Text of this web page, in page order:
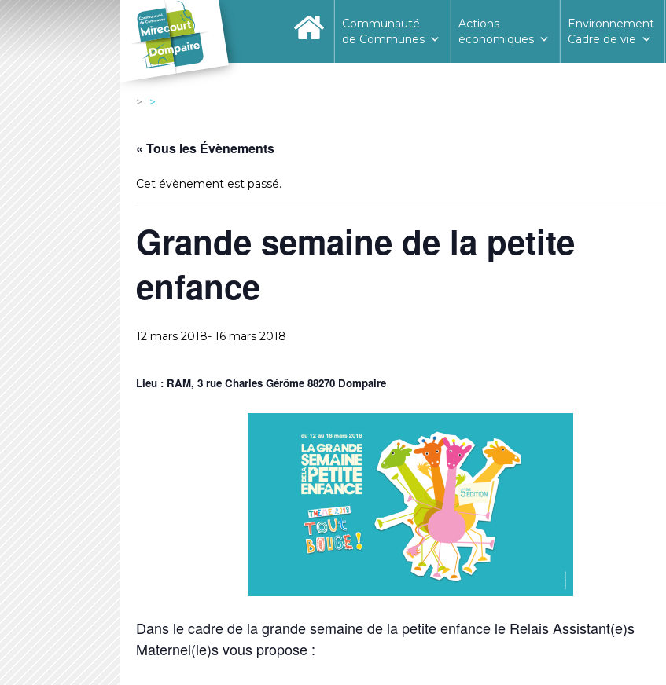
Communauté
de Communes
Actions
économiques
Environnement
Cadre de vie
« Tous les Évènements
Cet évènement est passé.
Grande semaine de la petite
enfance
12 mars 2018- 16 mars 2018
Lieu : RAM, 3 rue Charles Gérôme 88270 Dompaire
Dans le cadre de la grande semaine de la petite enfance le Relais Assistant(e)s
Maternel(le)s vous propose :